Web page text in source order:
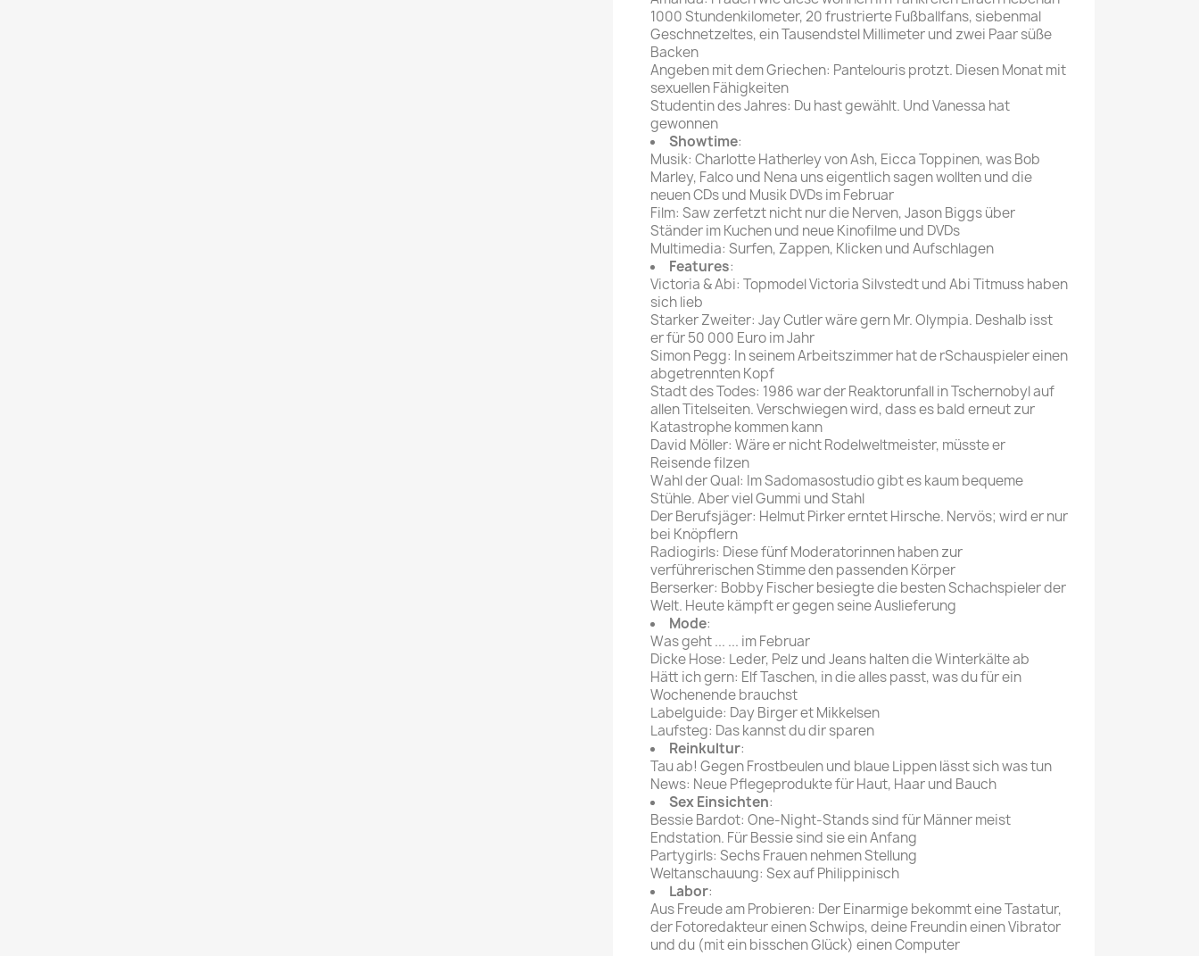
Mann
TAGES &
WOCHENZEITUNGEN
Bildzeitung
Frankfurter Allgemeine
Magazin
Frankfurter Illustrierte
SONSTIGE
Magazine
1000 Stundenkilometer, 20 frustrierte Fußballfans, siebenmal
Geschnetzeltes, ein Tausendstel Millimeter und zwei Paar süße
Backen
Angeben mit dem Griechen: Pantelouris protzt. Diesen Monat mit
sexuellen Fähigkeiten
Studentin des Jahres: Du hast gewählt. Und Vanessa hat
gewonnen
Showtime:
Musik: Charlotte Hatherley von Ash, Eicca Toppinen, was Bob
Marley, Falco und Nena uns eigentlich sagen wollten und die
neuen CDs und Musik DVDs im Februar
Film: Saw zerfetzt nicht nur die Nerven, Jason Biggs über
Ständer im Kuchen und neue Kinofilme und DVDs
Multimedia: Surfen, Zappen, Klicken und Aufschlagen
Features:
Victoria & Abi: Topmodel Victoria Silvstedt und Abi Titmuss haben
sich lieb
Starker Zweiter: Jay Cutler wäre gern Mr. Olympia. Deshalb isst
er für 50 000 Euro im Jahr
Simon Pegg: In seinem Arbeitszimmer hat de rSchauspieler einen
abgetrennten Kopf
Stadt des Todes: 1986 war der Reaktorunfall in Tschernobyl auf
allen Titelseiten. Verschwiegen wird, dass es bald erneut zur
Katastrophe kommen kann
David Möller: Wäre er nicht Rodelweltmeister, müsste er
Reisende filzen
Wahl der Qual: Im Sadomasostudio gibt es kaum bequeme
Stühle. Aber viel Gummi und Stahl
Der Berufsjäger: Helmut Pirker erntet Hirsche. Nervös; wird er nur
bei Knöpflern
Radiogirls: Diese fünf Moderatorinnen haben zur
verführerischen Stimme den passenden Körper
Berserker: Bobby Fischer besiegte die besten Schachspieler der
Welt. Heute kämpft er gegen seine Auslieferung
Mode:
Was geht ... ... im Februar
Dicke Hose: Leder, Pelz und Jeans halten die Winterkälte ab
Hätt ich gern: Elf Taschen, in die alles passt, was du für ein
Wochenende brauchst
Labelguide: Day Birger et Mikkelsen
Laufsteg: Das kannst du dir sparen
Reinkultur:
Tau ab! Gegen Frostbeulen und blaue Lippen lässt sich was tun
News: Neue Pflegeprodukte für Haut, Haar und Bauch
Sex Einsichten:
Bessie Bardot: One-Night-Stands sind für Männer meist
Endstation. Für Bessie sind sie ein Anfang
Partygirls: Sechs Frauen nehmen Stellung
Weltanschauung: Sex auf Philippinisch
Labor:
Aus Freude am Probieren: Der Einarmige bekommt eine Tastatur,
der Fotoredakteur einen Schwips, deine Freundin einen Vibrator
und du (mit ein bisschen Glück) einen Computer